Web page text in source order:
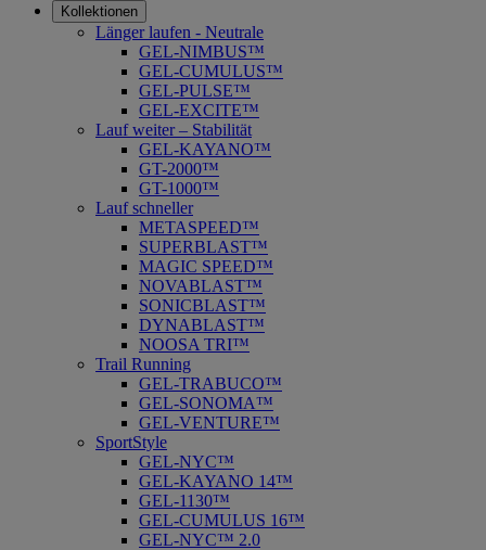
Kollektionen
Länger laufen - Neutrale
GEL-NIMBUS™
GEL-CUMULUS™
GEL-PULSE™
GEL-EXCITE™
Lauf weiter – Stabilität
GEL-KAYANO™
GT-2000™
GT-1000™
Lauf schneller
METASPEED™
SUPERBLAST™
MAGIC SPEED™
NOVABLAST™
SONICBLAST™
DYNABLAST™
NOOSA TRI™
Trail Running
GEL-TRABUCO™
GEL-SONOMA™
GEL-VENTURE™
SportStyle
GEL-NYC™
GEL-KAYANO 14™
GEL-1130™
GEL-CUMULUS 16™
GEL-NYC™ 2.0